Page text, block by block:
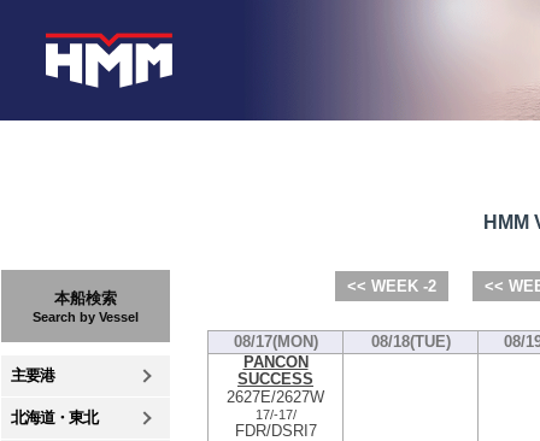
本船検索
Search by Vessel
主要港
北海道・東北
HMM
<< WEEK -2 <<
08/17(MON) 08/18(TUE)
08/
PANCON
SUCCESS
2627E/2627W
17/-17/
FDR/DSRI7